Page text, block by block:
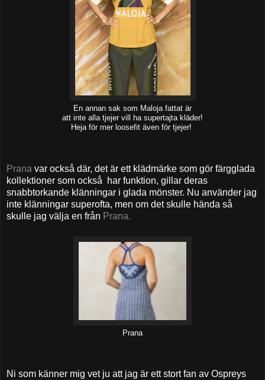
En annan sak som Maloja fattat är
att inte alla tjejer vill ha supertajta kläder!
Heja för mer loosefit även för tjejer!
Prana var också där, det är ett klädmärke som gör färgglada
kollektioner som också har funktion, gillar deras
snabbtorkande klänningar i glada mönster. Nu använder jag
inte klänningar superofta, men om det skulle hända så
skulle jag välja en från Prana.
Prana
Ni som känner mig vet ju att jag är ett stort fan av Ospreys